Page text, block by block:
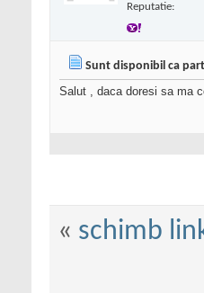
Reputatie:
Sunt disponibil ca
Salut , daca doresi sa ma
« schimb